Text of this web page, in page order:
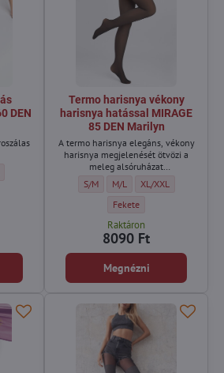
DEN
DIANA X04 60 DEN Marilyn - Méret:
harisnya DIANA X04 60 DEN Marilyn - Méret:
bordás harisnya DIANA X04 60 DEN Marilyn -
harisnya DIANA X04 60 DEN Marilyn - Szín:
bordás harisnya DIANA X04 60 DEN Marilyn - Szín:
Termo harisnya vékony
harisnya hatással MIRAGE
85 DEN Marilyn
A termo harisnya elegáns, vékony
harisnya megjelenését ötvözi a
meleg alsóruházat
Termo harisnya vékony harisnya
S/M Termo harisnya vékony
M/L Termo harisnya
XL/XXL
Termo harisnya vékony
Fekete
Raktáron
8090 Ft
Megnézni